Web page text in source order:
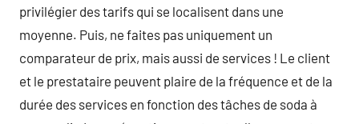
privilégier des tarifs qui se localisent dans une
moyenne. Puis, ne faites pas uniquement un
comparateur de prix, mais aussi de services ! Le client
et le prestataire peuvent plaire de la fréquence et de la
durée des services en fonction des tâches de soda à